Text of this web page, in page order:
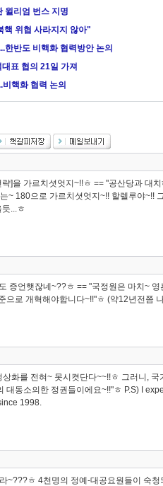
윌리엄 번스 지명
핵 위협 사라지지 않아"
한반도 비핵화 협력방안 논의
대표 협의 21일 가져
핵화 협력 논의
]을 가르치셧엇지~!!ㅎ == "공산당과 대
~ 180으로 가르치셧엇지~!! 할렐루야~!!
...ㅎ
증언햇잖네~??ㅎ == "국정원은 마치~
으로 개혁해야합니다~!!"ㅎ (약12년전쯤
화를 전혀~ 못시켯단다~~!!ㅎ 그러니,
대동소의한 정권들이에요~!!"ㅎ P.S) I
1998.
~???ㅎ 4천명의 정예-대공요원들이 숙